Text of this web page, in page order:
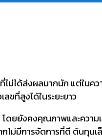
ได้ส่งผลมากนัก แต่ในค
ขที่สูงได้ในระยะยาว
ยยังคงคุณภาพและความ
มีการจัดการที่ดี ต้นทุนเล็